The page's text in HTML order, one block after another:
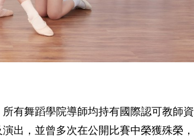
有舞蹈學院導師均持有國際認可教師資
出，並曾多次在公開比賽中榮獲殊榮